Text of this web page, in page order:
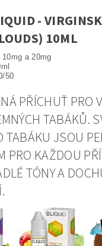
-
10ML
10mg a 20mg
50
PŘÍCHUŤ PRO
TABÁKŮ.
TABÁKU JSOU
PRO KAŽDOU
TÓNY A